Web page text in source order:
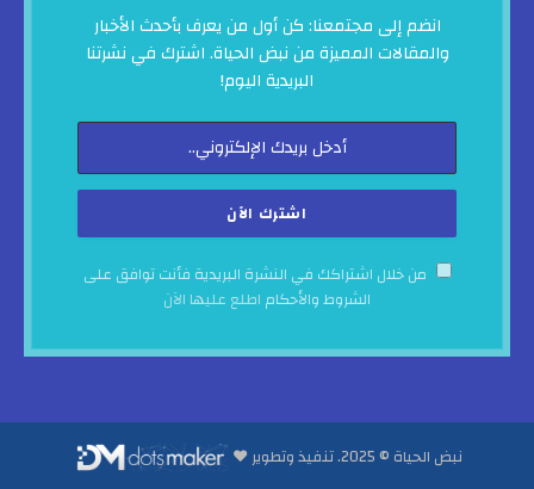
انضم إلى مجتمعنا: كن أول من يعرف بأحدث الأخبار
والمقالات المميزة من نبض الحياة. اشترك في نشرتنا
البريدية اليوم!
من خلال اشتراكك في النشرة البريدية فأنت توافق على
الشروط والأحكام اطلع عليها الآن
نبض الحياة © 2025. تنفيذ وتطوير ♥